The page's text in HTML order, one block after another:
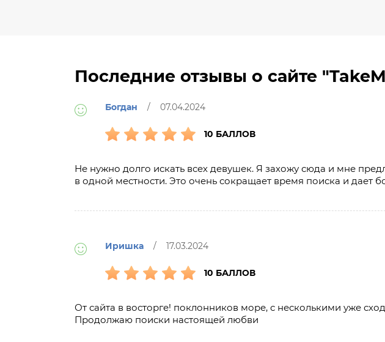
Последние отзывы о сайте
Богдан / 07.04.2024
10 БАЛЛОВ
Не нужно долго искать всех девушек. Я захожу сюда и мне
в одной местности. Это очень сокращает время поиска и дает
Иришка / 17.03.2024
10 БАЛЛОВ
От сайта в восторге! поклонников море, с несколькими уже
Продолжаю поиски настоящей любви